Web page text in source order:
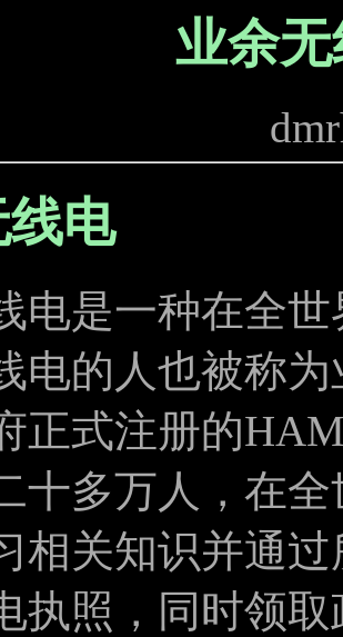
业余
电
电是一种在全
电的人也被称
正式注册的
十多万人，在
相关知识并通
执照，同时领